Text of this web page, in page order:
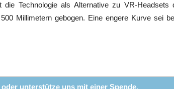
Technologie als Alternative zu VR-Headsets
Millimetern gebogen. Eine engere Kurve sei
unterstütze uns mit einer Spende.